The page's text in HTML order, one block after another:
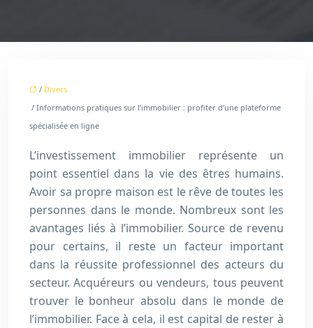
/ Divers
/ Informations pratiques sur l’immobilier : profiter d’une plateforme
spécialisée en ligne
L’investissement immobilier représente un
point essentiel dans la vie des êtres humains.
Avoir sa propre maison est le rêve de toutes les
personnes dans le monde. Nombreux sont les
avantages liés à l’immobilier. Source de revenu
pour certains, il reste un facteur important
dans la réussite professionnel des acteurs du
secteur. Acquéreurs ou vendeurs, tous peuvent
trouver le bonheur absolu dans le monde de
l’immobilier. Face à cela, il est capital de rester à